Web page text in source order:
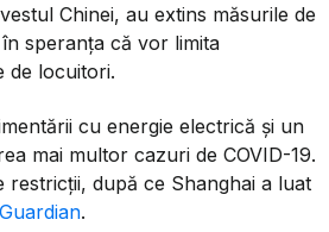
Chinei, au extins măsurile de
speranța că vor limita
de locuitori.
cu energie electrică și un
mai multor cazuri de COVID-19.
după ce Shanghai a luat
.